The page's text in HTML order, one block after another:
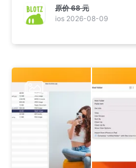
原价68 元
ios 2026-08-09